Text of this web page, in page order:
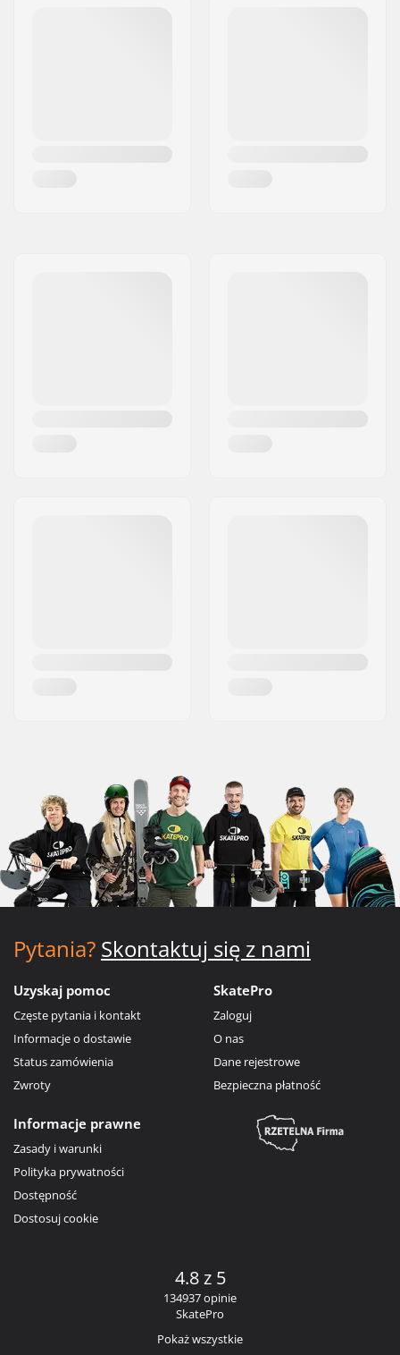
Pytania? Skontaktuj się z nami
Uzyskaj pomoc
Częste pytania i kontakt
Informacje o dostawie
Status zamówienia
Zwroty
SkatePro
Zaloguj
O nas
Dane rejestrowe
Bezpieczna płatność
Informacje prawne
Zasady i warunki
Polityka prywatności
Dostępność
Dostosuj cookie
4.8 z 5
134937 opinie
SkatePro
Pokaż wszystkie